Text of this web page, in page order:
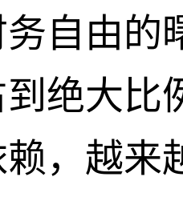
自由的
绝大比
，越来